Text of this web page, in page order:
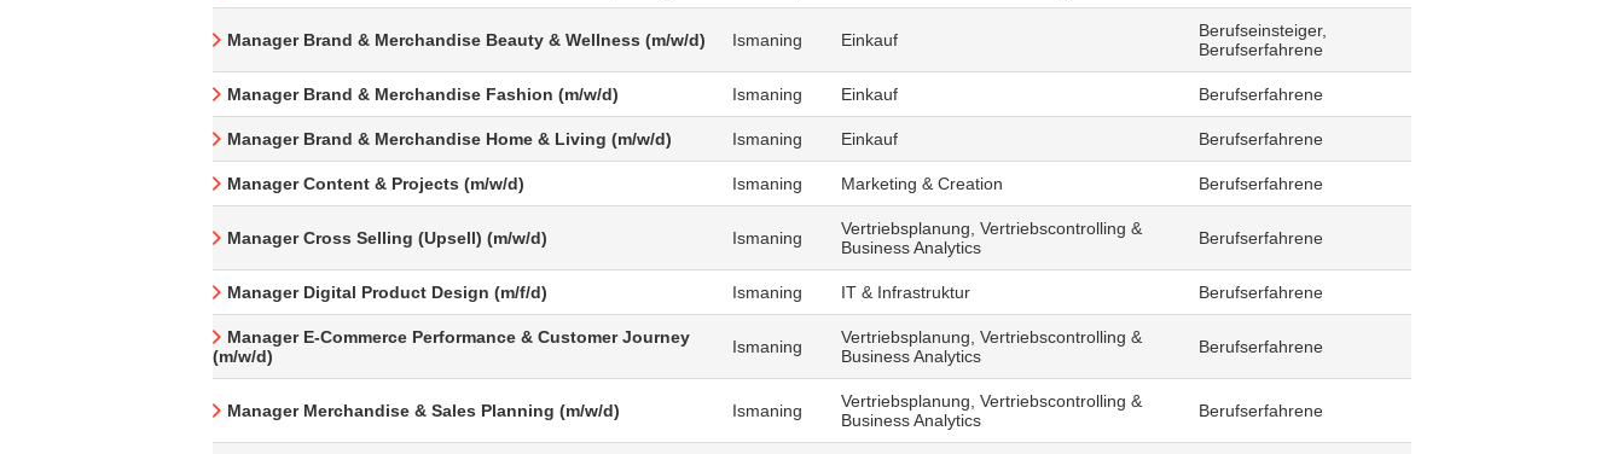
Manager Brand & Merchandise Beauty & Wellness (m/w/d) Ismaning Einkauf
Berufseinsteiger,
Berufserfahrene
Manager Brand & Merchandise Fashion (m/w/d) Ismaning Einkauf Berufserfahrene
Manager Brand & Merchandise Home & Living (m/w/d) Ismaning Einkauf Berufserfahrene
Manager Content & Projects (m/w/d) Ismaning Marketing & Creation Berufserfahrene
Manager Cross Selling (Upsell) (m/w/d) Ismaning
Vertriebsplanung, Vertriebscontrolling &
Business Analytics
Berufserfahrene
Manager Digital Product Design (m/f/d) Ismaning IT & Infrastruktur Berufserfahrene
Manager E-Commerce Performance & Customer Journey
(m/w/d)
Ismaning
Vertriebsplanung, Vertriebscontrolling &
Business Analytics
Berufserfahrene
Manager Merchandise & Sales Planning (m/w/d) Ismaning
Vertriebsplanung, Vertriebscontrolling &
Business Analytics
Berufserfahrene